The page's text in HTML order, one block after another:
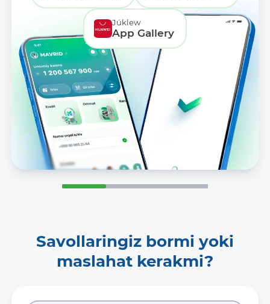
Júklew
App Gallery
Savollaringiz bormi yoki
maslahat kerakmi?